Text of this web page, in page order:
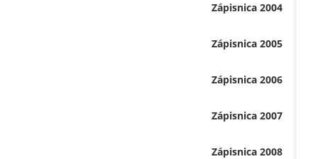
Zápisnica 2004
Zápisnica 2005
Zápisnica 2006
Zápisnica 2007
Zápisnica 2008